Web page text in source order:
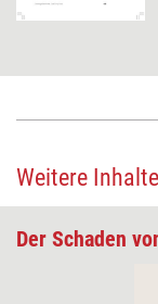
Weitere
Der Schaden